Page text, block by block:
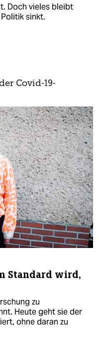
Doch vieles bleibt
sinkt.
Covid-19-
Standard wird,
zu
Heute geht sie der
ohne daran zu